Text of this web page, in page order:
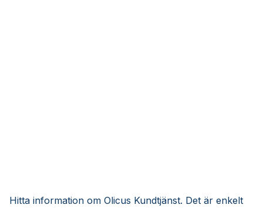
Hitta information om Olicus Kundtjänst. Det är enkelt